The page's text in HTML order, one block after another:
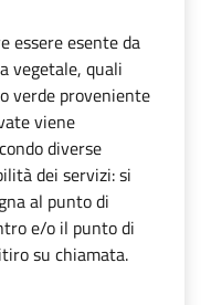
essere esente da
vegetale, quali
verde proveniente
viene
diverse
dei servizi: si
al punto di
e/o il punto di
su chiamata.